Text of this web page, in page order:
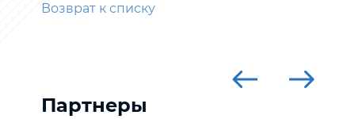
Возврат к списку
Партнеры